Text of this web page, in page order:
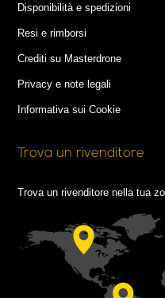
Disponibilità e spedizioni
Resi e rimborsi
Crediti su Masterdrone
Privacy e note legali
Informativa sui Cookie
Trova un rivenditore
Trova un rivenditore nella tua